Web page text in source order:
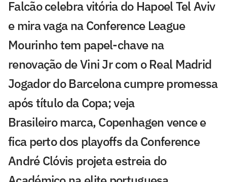
Falcão celebra vitória do Hapoel Tel Aviv
e mira vaga na Conference League
Mourinho tem papel-chave na
renovação de Vini Jr com o Real Madrid
Jogador do Barcelona cumpre promessa
após título da Copa; veja
Brasileiro marca, Copenhagen vence e
fica perto dos playoffs da Conference
André Clóvis projeta estreia do